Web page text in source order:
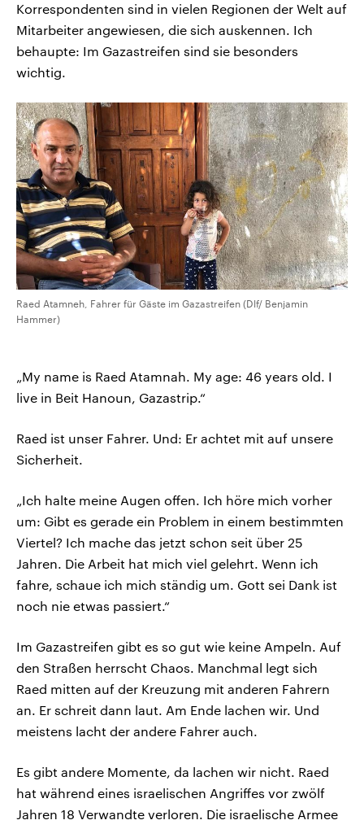
Korrespondenten sind in vielen Regionen der Welt auf
Mitarbeiter angewiesen, die sich auskennen. Ich
behaupte: Im Gazastreifen sind sie besonders
wichtig.
Raed Atamneh, Fahrer für Gäste im Gazastreifen (Dlf/ Benjamin
Hammer)
„My name is Raed Atamnah. My age: 46 years old. I
live in Beit Hanoun, Gazastrip.“
Raed ist unser Fahrer. Und: Er achtet mit auf unsere
Sicherheit.
„Ich halte meine Augen offen. Ich höre mich vorher
um: Gibt es gerade ein Problem in einem bestimmten
Viertel? Ich mache das jetzt schon seit über 25
Jahren. Die Arbeit hat mich viel gelehrt. Wenn ich
fahre, schaue ich mich ständig um. Gott sei Dank ist
noch nie etwas passiert.“
Im Gazastreifen gibt es so gut wie keine Ampeln. Auf
den Straßen herrscht Chaos. Manchmal legt sich
Raed mitten auf der Kreuzung mit anderen Fahrern
an. Er schreit dann laut. Am Ende lachen wir. Und
meistens lacht der andere Fahrer auch.
Es gibt andere Momente, da lachen wir nicht. Raed
hat während eines israelischen Angriffes vor zwölf
Jahren 18 Verwandte verloren. Die israelische Armee